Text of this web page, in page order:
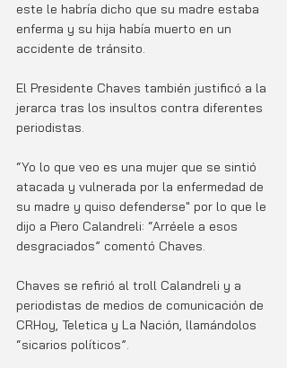
este le habría dicho que su madre estaba
enferma y su hija había muerto en un
accidente de tránsito.
El Presidente Chaves también justificó a la
jerarca tras los insultos contra diferentes
periodistas.
“Yo lo que veo es una mujer que se sintió
atacada y vulnerada por la enfermedad de
su madre y quiso defenderse" por lo que le
dijo a Piero Calandreli: “Arréele a esos
desgraciados” comentó Chaves.
Chaves se refirió al troll Calandreli y a
periodistas de medios de comunicación de
CRHoy, Teletica y La Nación, llamándolos
“sicarios políticos”.